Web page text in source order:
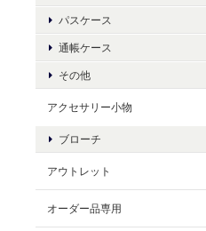
パスケース
通帳ケース
その他
アクセサリー小物
ブローチ
アウトレット
オーダー品専用